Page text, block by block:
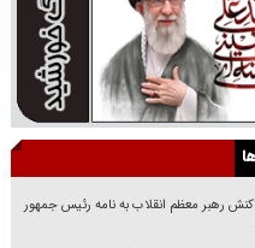
رهبر معظم انقلاب به نامه رئیس جمهور